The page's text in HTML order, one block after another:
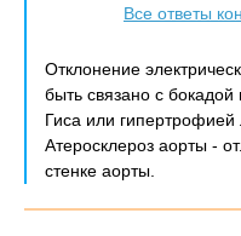
Все ответы
Отклонение
быть связано с бокадой
Гиса или гипертрофией
Атеросклероз аорты -
стенке аорты.